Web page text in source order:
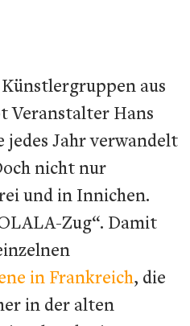
aus
Veranstalter Hans
jedes Jahr verwandelt
nicht nur
und in Innichen.
Zug“. Damit
in Frankreich, die
in der alten